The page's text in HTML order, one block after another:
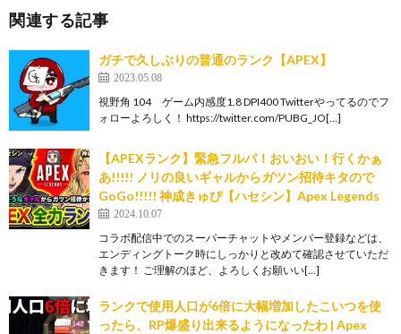
関連する記事
ガチで久しぶりの普通のランク【APEX】
2023.05.08
視野角 104 ゲーム内感度1.8 DPI400 Twitterやってるのでフ
ォローよろしく！ https://twitter.com/PUBG_JO[…]
【APEXランク】緊急フルパ！おいおい！行くかぁ
あ!!!!! ノリの良いギャルからガツン招待キタので
GoGo!!!!! 神成きゅぴ【ハセシン】Apex Legends
2024.10.07
コラボ配信中でのスーパーチャットやメンバー登録などは、
エンディングトーク時にしっかりと改めて確認させていただ
きます！ ご理解のほど、よろしくお願いい[…]
ランクで使用人口が6倍に大幅増加したこいつを使
ったら、RP爆盛り出来るようになったわ | Apex